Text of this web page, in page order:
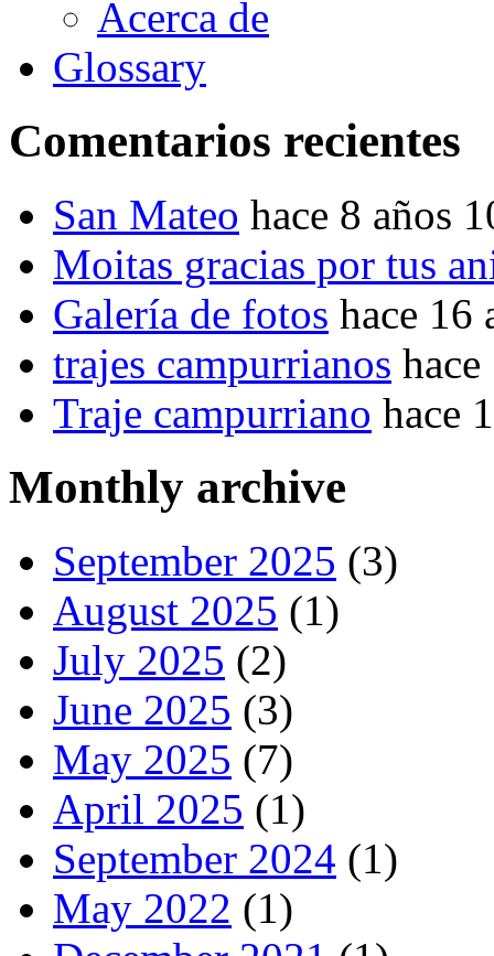
Acerca de
Glossary
Comentarios recientes
San Mateo hace 8 años
Moitas gracias por tus
Galería de fotos hace 16
trajes campurrianos
Traje campurriano hace
Monthly archive
September 2025 (3)
August 2025 (1)
July 2025 (2)
June 2025 (3)
May 2025 (7)
April 2025 (1)
September 2024 (1)
May 2022 (1)